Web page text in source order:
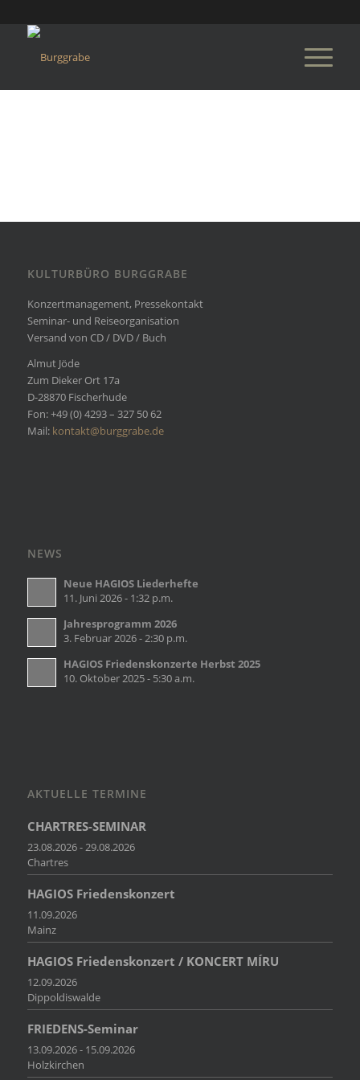
KULTURBÜRO BURGGRABE
Konzertmanagement, Pressekontakt
Seminar- und Reiseorganisation
Versand von CD / DVD / Buch
Almut Jöde
Zum Dieker Ort 17a
D-28870 Fischerhude
Fon: +49 (0) 4293 – 327 50 62
Mail: kontakt@burggrabe.de
NEWS
Neue HAGIOS Liederhefte
11. Juni 2026 - 1:32 p.m.
Jahresprogramm 2026
3. Februar 2026 - 2:30 p.m.
HAGIOS Friedenskonzerte Herbst 2025
10. Oktober 2025 - 5:30 a.m.
AKTUELLE TERMINE
CHARTRES-SEMINAR
23.08.2026 - 29.08.2026
Chartres
HAGIOS Friedenskonzert
11.09.2026
Mainz
HAGIOS Friedenskonzert / KONCERT MÍRU
12.09.2026
Dippoldiswalde
FRIEDENS-Seminar
13.09.2026 - 15.09.2026
Holzkirchen